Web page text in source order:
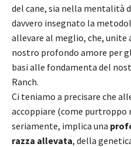
del cane, sia nella mentalità
davvero insegnato la
allevare al meglio, che, unite
nostro profondo amore per
basi alle fondamenta del
Ranch.
Ci teniamo a precisare che
accoppiare (come purtroppo
seriamente, implica una
razza allevata, della